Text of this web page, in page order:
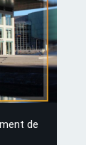
de